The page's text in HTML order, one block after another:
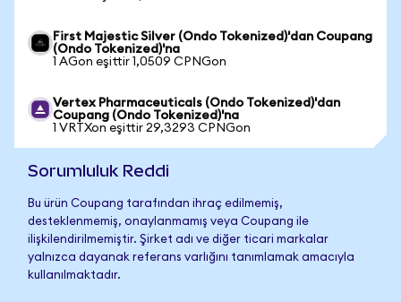
First Majestic Silver (Ondo Tokenized)'dan Coupang
(Ondo Tokenized)'na
1 AGon eşittir 1,0509 CPNGon
Vertex Pharmaceuticals (Ondo Tokenized)'dan
Coupang (Ondo Tokenized)'na
1 VRTXon eşittir 29,3293 CPNGon
Sorumluluk Reddi
Bu ürün Coupang tarafından ihraç edilmemiş,
desteklenmemiş, onaylanmamış veya Coupang ile
ilişkilendirilmemiştir. Şirket adı ve diğer ticari markalar
yalnızca dayanak referans varlığını tanımlamak amacıyla
kullanılmaktadır.